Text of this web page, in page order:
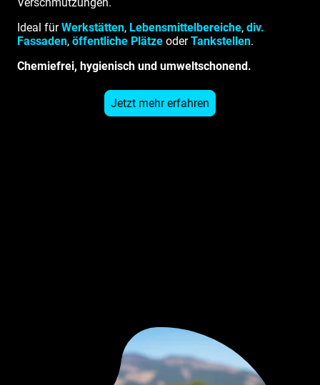
Ideal fürWerkstätten, Lebensmittelbereiche, div.
Fassaden, öffentliche Plätze oderTankstellen.
Chemiefrei, hygienisch und umweltschonend.
Jetzt mehr erfahren